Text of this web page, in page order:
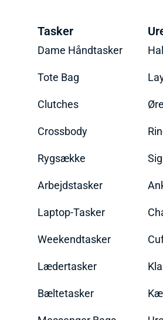
Tasker
Dame Håndtasker
Tote Bag
Clutches
Crossbody
Rygsække
Arbejdstasker
Laptop-Tasker
Weekendtasker
Lædertasker
Bæltetasker